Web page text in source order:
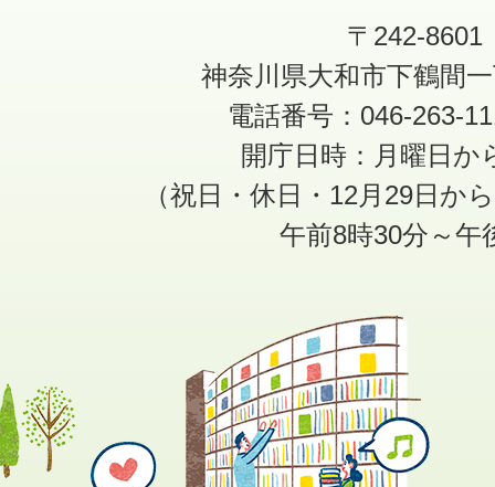
〒242-8601
神奈川県大和市下鶴間
電話番号：046-263-
開庁日時：月曜日か
（祝日・休日・12月29日か
午前8時30分～午